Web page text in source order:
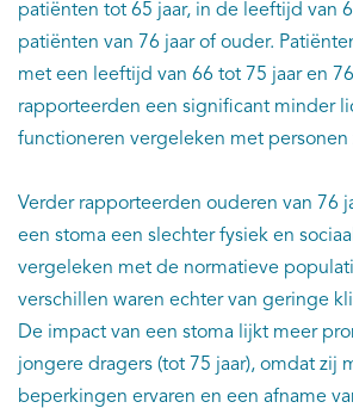
patiënten tot 65 jaar, in de leeftijd van
patiënten van 76 jaar of ouder.
met een leeftijd van 66 tot 75 jaar en
rapporteerden een significant minder
functioneren vergeleken met personen
Verder rapporteerden ouderen van 76
een stoma een slechter fysiek en
vergeleken met de normatieve
verschillen waren echter van geringe
De impact van een stoma lijkt meer
jongere dragers (tot 75 jaar), omdat zij
beperkingen ervaren en een afname